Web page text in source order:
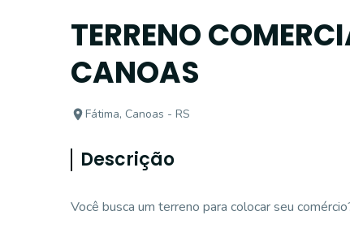
TERRENO
CANOAS
Fátima, Canoas - RS
Descrição
Você busca um terreno para colocar seu